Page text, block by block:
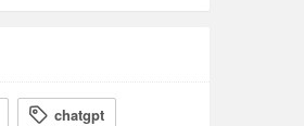
 chatgpt